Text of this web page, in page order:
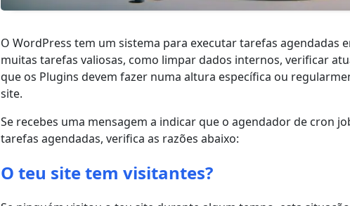
O WordPress tem um sistema para executar tarefas agendadas
muitas tarefas valiosas, como limpar dados internos, verificar
que os Plugins devem fazer numa altura específica ou
site.
Se recebes uma mensagem a indicar que o agendador de cron
tarefas agendadas, verifica as razões abaixo:
O teu site tem visitantes?